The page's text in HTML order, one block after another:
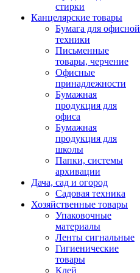
стирки
Канцелярские товары
Бумага для офисной
техники
Письменные
товары, черчение
Офисные
принадлежности
Бумажная
продукция для
офиса
Бумажная
продукция для
школы
Папки, системы
архивации
Дача, сад и огород
Садовая техника
Хозяйственные товары
Упаковочные
материалы
Ленты сигнальные
Гигиенические
товары
Клей